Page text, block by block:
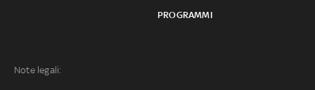
PROGRAMMI
Note legali: